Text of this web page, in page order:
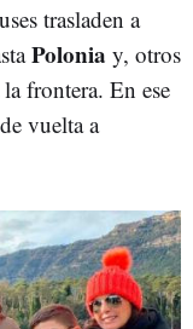
trasladen a
Polonia y, otros
frontera. En ese
vuelta a